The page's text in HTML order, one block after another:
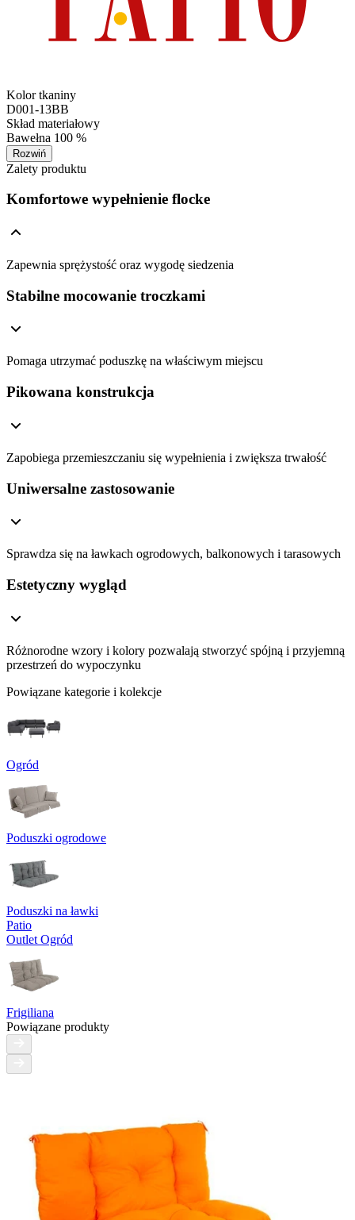
Kolor tkaniny
D001-13BB
Skład materiałowy
Bawełna 100 %
Rozwiń
Zalety produktu
Komfortowe wypełnienie flocke
Zapewnia sprężystość oraz wygodę siedzenia
Stabilne mocowanie troczkami
Pomaga utrzymać poduszkę na właściwym miejscu
Pikowana konstrukcja
Zapobiega przemieszczaniu się wypełnienia i zwiększa trwałość
Uniwersalne zastosowanie
Sprawdza się na ławkach ogrodowych, balkonowych i tarasowych
Estetyczny wygląd
Różnorodne wzory i kolory pozwalają stworzyć spójną i przyjemną
przestrzeń do wypoczynku
Powiązane kategorie i kolekcje
Ogród
Poduszki ogrodowe
Poduszki na ławki
Patio
Outlet Ogród
Frigiliana
Powiązane produkty